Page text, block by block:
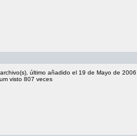
último añadido el 19 de Mayo de 2006
visto 807 veces